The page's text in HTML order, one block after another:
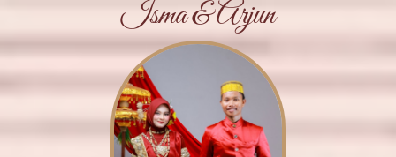
Isma & Arjun